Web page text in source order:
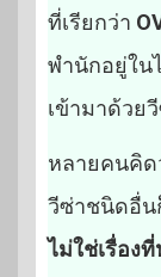
ที่เรียกว่า
พำนักอยู่ใน
เข้ามาด้วย
หลายคนคิด
วีซ่าชนิดอื่น
ไม่ใช่เรื่อง